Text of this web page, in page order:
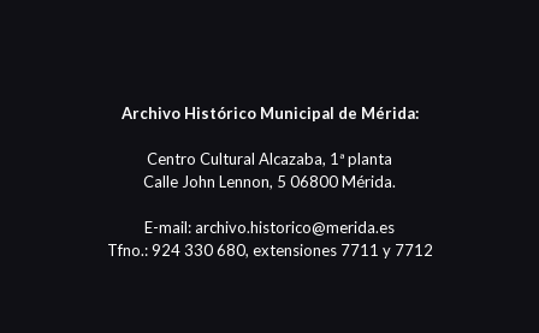
Archivo Histórico Municipal de Mérida:
Centro Cultural Alcazaba, 1ª planta
Calle John Lennon, 5 06800 Mérida.
E-mail: archivo.historico@merida.es
Tfno.: 924 330 680, extensiones 7711 y 7712